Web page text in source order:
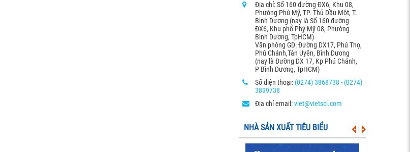
Địa chỉ: Số 160 đường ĐX6, Khu 08,
Phường Phú Mỹ, TP. Thủ Dầu Một, T.
Bình Dương (nay là Số 160 đường
ĐX6, Khu phố Phý Mỹ 08, Phường
Bình Dương, TpHCM)
Văn phòng GD: Đường DX17, Phú Thọ,
Phú Chánh,Tân Uyên, Bình Dương
(nay là Đường DX 17, Kp Phú Chánh,
P Bình Dương, TpHCM)
Số điện thoại: (0274) 3868738 - (0274)
3899738
Địa chỉ email:viet@vietsci.com
NHÀ SẢN XUẤT TIÊU BIỂU